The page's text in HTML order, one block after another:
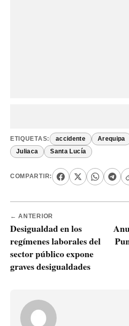
ETIQUETAS: accidente Arequipa
Juliaca Santa Lucía
COMPARTIR:
← ANTERIOR
Desigualdad en los
regímenes laborales del
sector público expone
graves desigualdades